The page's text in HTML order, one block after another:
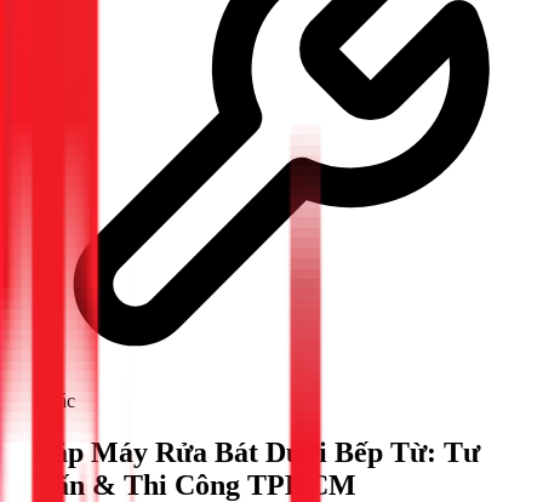
Khác
Lắp Máy Rửa Bát Dưới Bếp Từ: Tư
Vấn & Thi Công TPHCM